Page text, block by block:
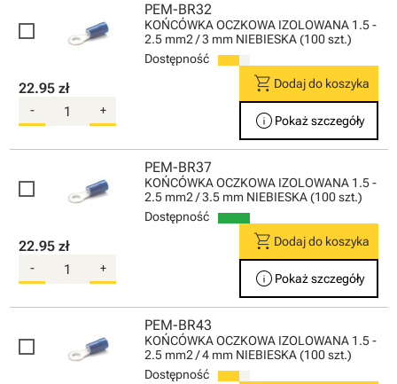
PEM-BR32
KOŃCÓWKA OCZKOWA IZOLOWANA 1.5 -
2.5 mm2 / 3 mm NIEBIESKA (100 szt.)
Dostępność
22.95 zł
- +
shopping_cart Dodaj do koszyka
info Pokaż szczegóły
PEM-BR37
KOŃCÓWKA OCZKOWA IZOLOWANA 1.5 -
2.5 mm2 / 3.5 mm NIEBIESKA (100 szt.)
Dostępność
22.95 zł
- +
shopping_cart Dodaj do koszyka
info Pokaż szczegóły
PEM-BR43
KOŃCÓWKA OCZKOWA IZOLOWANA 1.5 -
2.5 mm2 / 4 mm NIEBIESKA (100 szt.)
Dostępność